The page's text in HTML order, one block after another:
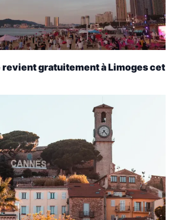
revient gratuitement à Limoges cet